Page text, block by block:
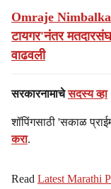
Omraje
टायगर'नंतर
वाढवली
सरकारनामाचेसदस्य व्हा
शॉपिंगसाठी 'सकाळ
करा.
Read Latest Marathi